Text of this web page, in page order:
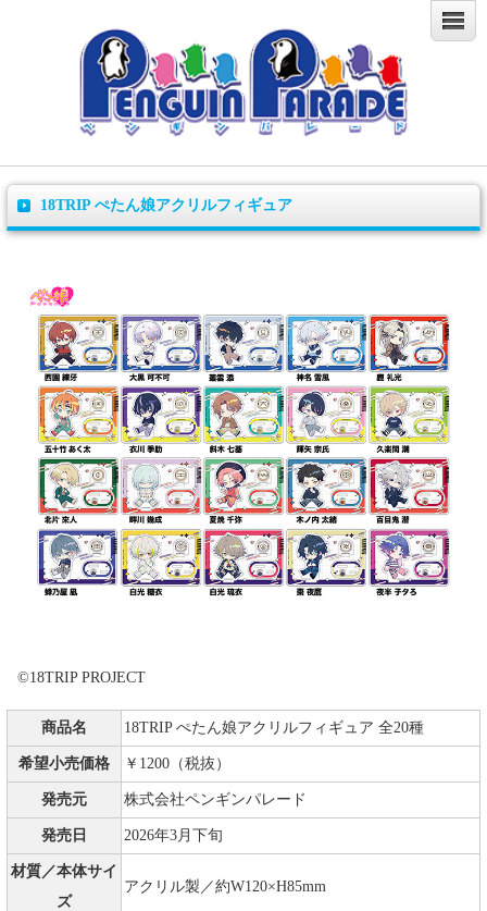
18TRIP ぺたん娘アクリルフィギュア
©18TRIP PROJECT
商品名 18TRIP ぺたん娘アクリルフィギュア 全20種
希望小売価格 ￥1200（税抜）
発売元 株式会社ペンギンパレード
発売日 2026年3月下旬
材質／本体サイ
ズ
アクリル製／約W120×H85mm